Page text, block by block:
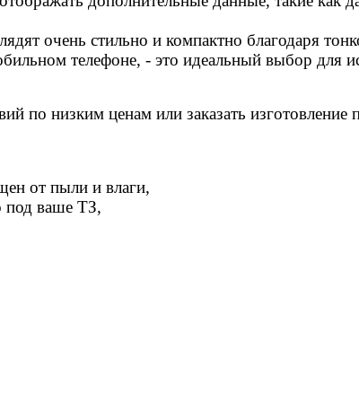
очень стильно и компактно благодаря
телефоне, - это идеальный выбор для
по низким ценам или заказать
от пыли и влаги,
под ваше ТЗ,